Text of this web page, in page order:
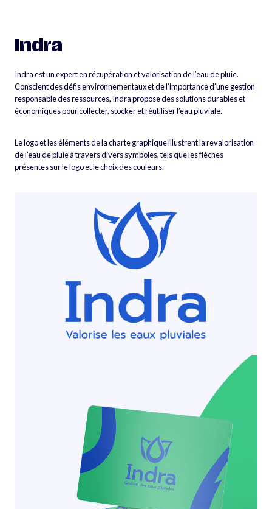
contenu
Indra
Indra est un expert en récupération et valorisation de l’eau de pluie.
Conscient des défis environnementaux et de l’importance d’une gestion
responsable des ressources, Indra propose des solutions durables et
économiques pour collecter, stocker et réutiliser l’eau pluviale.
Le logo et les éléments de la charte graphique illustrent la revalorisation
de l’eau de pluie à travers divers symboles, tels que les flèches
présentes sur le logo et le choix des couleurs.